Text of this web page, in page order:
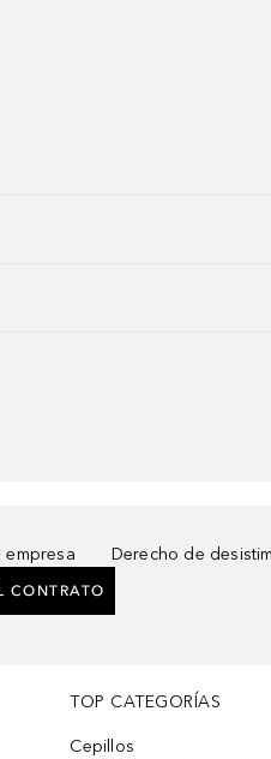
empresa Derecho de
CONTRATO
TOP CATEGORÍAS
Cepillos